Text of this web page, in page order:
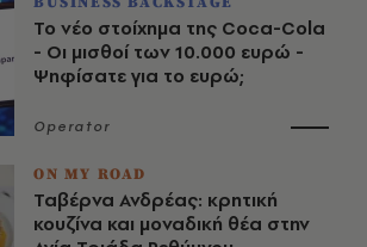
Το νέο στοίχημα της Coca-Cola
- Οι μισθοί των 10.000 ευρώ -
Ψηφίσατε για το ευρώ;
Operator
ON MY ROAD
Ταβέρνα Ανδρέας: κρητική
κουζίνα και μοναδική θέα στην